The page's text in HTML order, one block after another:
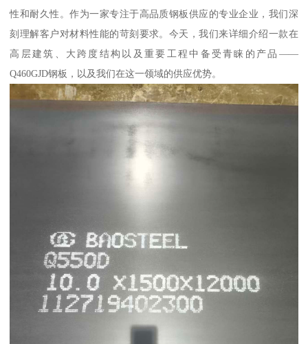
性和耐久性。作为一家专注于高品质钢板供应的专业企业，我们深
刻理解客户对材料性能的苛刻要求。今天，我们来详细介绍一款在
高层建筑、大跨度结构以及重要工程中备受青睐的产品——
Q460GJD钢板，以及我们在这一领域的供应优势。